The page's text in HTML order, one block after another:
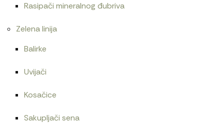
Rasipači mineralnog đubriva
Zelena linija
Balirke
Uvijači
Kosačice
Sakupljači sena